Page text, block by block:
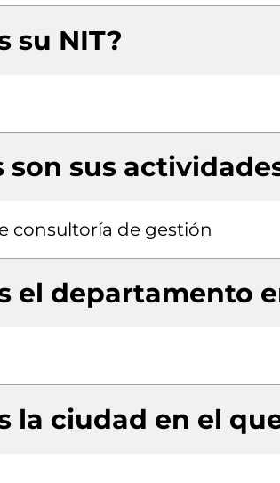
su NIT?
son sus
consultoría de gestión
el departamento
la ciudad en el